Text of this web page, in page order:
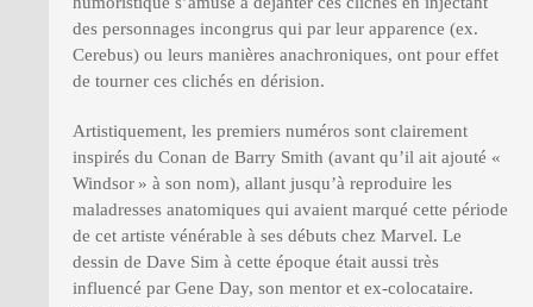
des personnages incongrus qui par leur apparence (ex.
Cerebus) ou leurs manières anachroniques, ont pour effet
de tourner ces clichés en dérision.
Artistiquement, les premiers numéros sont clairement
inspirés du Conan de Barry Smith (avant qu’il ait ajouté «
Windsor » à son nom), allant jusqu’à reproduire les
maladresses anatomiques qui avaient marqué cette période
de cet artiste vénérable à ses débuts chez Marvel. Le
dessin de Dave Sim à cette époque était aussi très
influencé par Gene Day, son mentor et ex-colocataire.